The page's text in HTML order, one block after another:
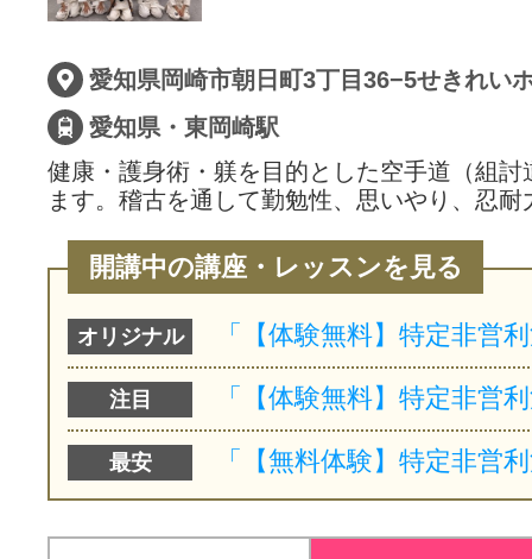
愛知県岡崎市朝日町3丁目36−5せきれい
愛知県・東岡崎駅
健康・護身術・躾を目的とした空手道（組討
ます。稽古を通して勤勉性、思いやり、忍
開講中の講座・レッスンを見る
オリジナル
注目
最安